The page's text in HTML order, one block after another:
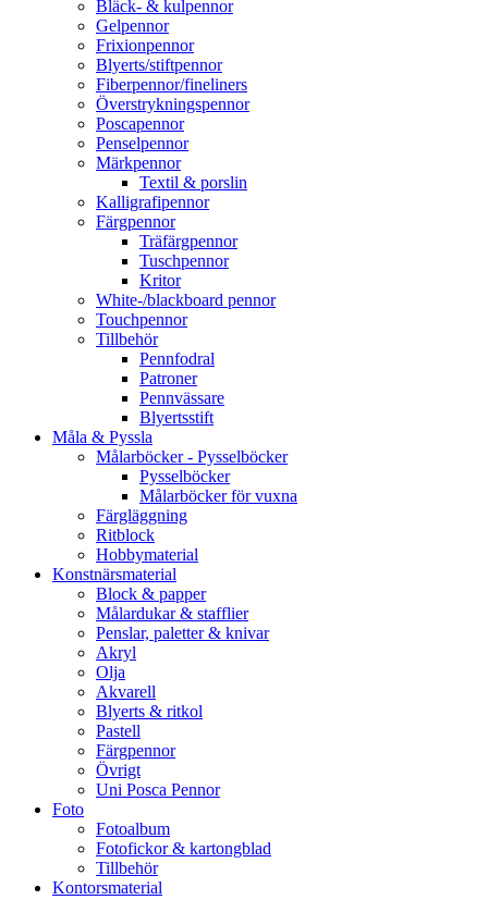
Bläck- & kulpennor
Gelpennor
Frixionpennor
Blyerts/stiftpennor
Fiberpennor/fineliners
Överstrykningspennor
Poscapennor
Penselpennor
Märkpennor
Textil & porslin
Kalligrafipennor
Färgpennor
Träfärgpennor
Tuschpennor
Kritor
White-/blackboard pennor
Touchpennor
Tillbehör
Pennfodral
Patroner
Pennvässare
Blyertsstift
Måla & Pyssla
Målarböcker - Pysselböcker
Pysselböcker
Målarböcker för vuxna
Färgläggning
Ritblock
Hobbymaterial
Konstnärsmaterial
Block & papper
Målardukar & stafflier
Penslar, paletter & knivar
Akryl
Olja
Akvarell
Blyerts & ritkol
Pastell
Färgpennor
Övrigt
Uni Posca Pennor
Foto
Fotoalbum
Fotofickor & kartongblad
Tillbehör
Kontorsmaterial